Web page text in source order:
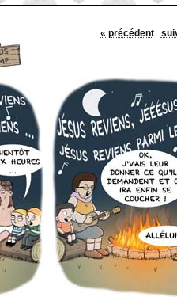
« précédent